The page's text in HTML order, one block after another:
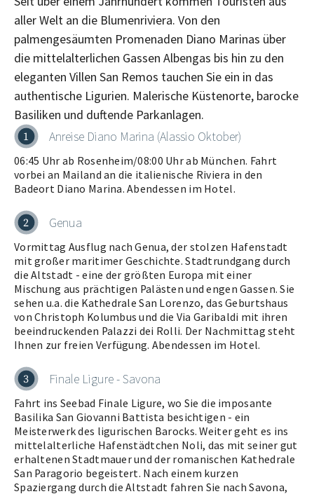
aller Welt an die Blumenriviera. Von den
palmengesäumten Promenaden Diano Marinas über
die mittelalterlichen Gassen Albengas bis hin zu den
eleganten Villen San Remos tauchen Sie ein in das
authentische Ligurien. Malerische Küstenorte, barocke
Basiliken und duftende Parkanlagen.
1 Anreise Diano Marina (Alassio Oktober)
06:45 Uhr ab Rosenheim/08:00 Uhr ab München. Fahrt
vorbei an Mailand an die italienische Riviera in den
Badeort Diano Marina. Abendessen im Hotel.
2 Genua
Vormittag Ausflug nach Genua, der stolzen Hafenstadt
mit großer maritimer Geschichte. Stadtrundgang durch
die Altstadt - eine der größten Europa mit einer
Mischung aus prächtigen Palästen und engen Gassen. Sie
sehen u.a. die Kathedrale San Lorenzo, das Geburtshaus
von Christoph Kolumbus und die Via Garibaldi mit ihren
beeindruckenden Palazzi dei Rolli. Der Nachmittag steht
Ihnen zur freien Verfügung. Abendessen im Hotel.
3 Finale Ligure - Savona
Fahrt ins Seebad Finale Ligure, wo Sie die imposante
Basilika San Giovanni Battista besichtigen - ein
Meisterwerk des ligurischen Barocks. Weiter geht es ins
mittelalterliche Hafenstädtchen Noli, das mit seiner gut
erhaltenen Stadtmauer und der romanischen Kathedrale
San Paragorio begeistert. Nach einem kurzen
Spaziergang durch die Altstadt fahren Sie nach Savona,